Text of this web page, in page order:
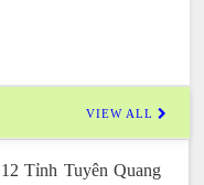
VIEW ALL
Tỉnh Tuyên Quang